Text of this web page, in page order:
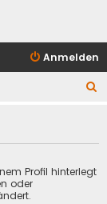
Anmelden
h
Profil hinterlegt
oder